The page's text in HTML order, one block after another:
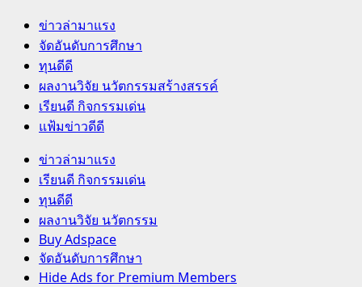
ข่าวล่ามาแรง
จัดอันดับการศึกษา
ทุนดีดี
ผลงานวิจัย นวัตกรรมสร้างสรรค์
เรียนดี กิจกรรมเด่น
แฟ้มข่าวดีดี
Primary
Menu
ข่าวล่ามาแรง
เรียนดี กิจกรรมเด่น
ทุนดีดี
ผลงานวิจัย นวัตกรรม
Buy Adspace
จัดอันดับการศึกษา
Hide Ads for Premium Members